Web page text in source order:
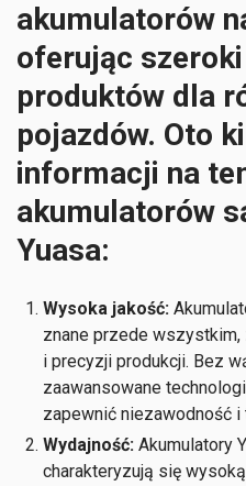
akumulatorów
oferując
produktów dla
pojazdów. Oto
informacji na
akumulatorów
Yuasa:
Wysoka jakość:
znane przede
i precyzji produkcji. Bez
zaawansowane
zapewnić niezawodność i
Wydajność: Akumulatory
charakteryzują się